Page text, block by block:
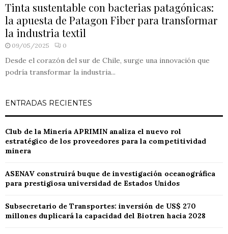
Tinta sustentable con bacterias patagónicas:
la apuesta de Patagon Fiber para transformar
la industria textil
09/05/2025 0
Desde el corazón del sur de Chile, surge una innovación que
podría transformar la industria...
ENTRADAS RECIENTES
Club de la Minería APRIMIN analiza el nuevo rol
estratégico de los proveedores para la competitividad
minera
ASENAV construirá buque de investigación oceanográfica
para prestigiosa universidad de Estados Unidos
Subsecretario de Transportes: inversión de US$ 270
millones duplicará la capacidad del Biotren hacia 2028